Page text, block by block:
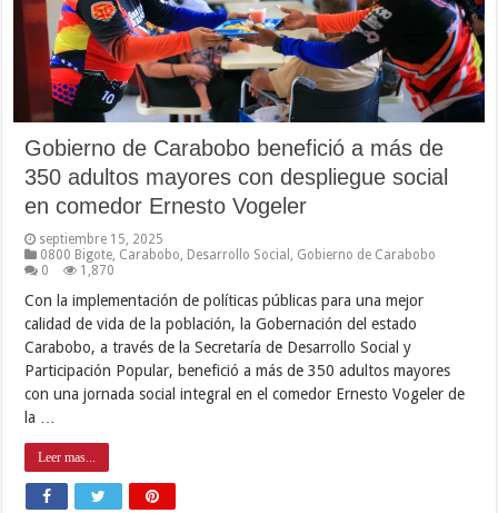
Gobierno de Carabobo benefició a más de
350 adultos mayores con despliegue social
en comedor Ernesto Vogeler
septiembre 15, 2025
0800 Bigote, Carabobo, Desarrollo Social , Gobierno de Carabobo
0
1,870
Con la implementación de políticas públicas para una mejor
calidad de vida de la población, la Gobernación del estado
Carabobo, a través de la Secretaría de Desarrollo Social y
Participación Popular, benefició a más de 350 adultos mayores
con una jornada social integral en el comedor Ernesto Vogeler de
la …
Leer mas...